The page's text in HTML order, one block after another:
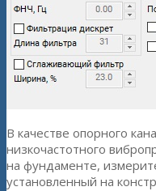
В качестве опорного
низкочастотного
на фундаменте,
установленный на